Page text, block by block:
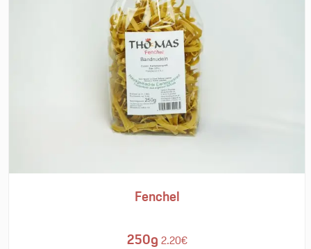
Fenchel
250g 2.20€